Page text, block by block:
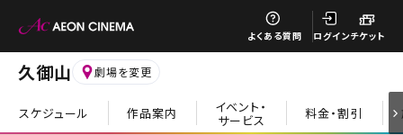
よくある質問 ログインチケット
久御山 劇場を変更
スケジュール 作品案内 イベント・
サービス 料金・割引
閉じる
閉じる